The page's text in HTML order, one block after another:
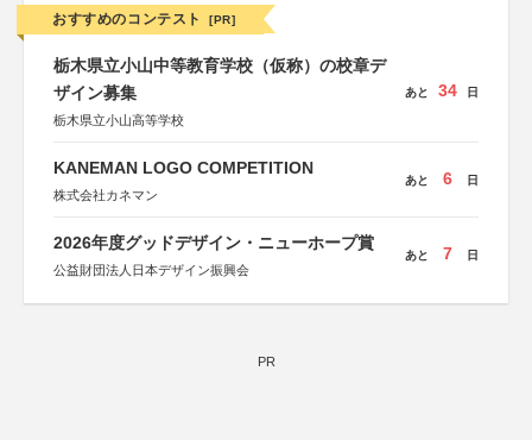
おすすめのコンテスト [PR]
栃木県立小山中等教育学校（仮称）の校章デ
ザイン募集
栃木県立小山高等学校
あと 34 日
KANEMAN LOGO COMPETITION
株式会社カネマン
あと 6 日
2026年度グッドデザイン・ニューホープ賞
公益財団法人日本デザイン振興会
あと 7 日
PR